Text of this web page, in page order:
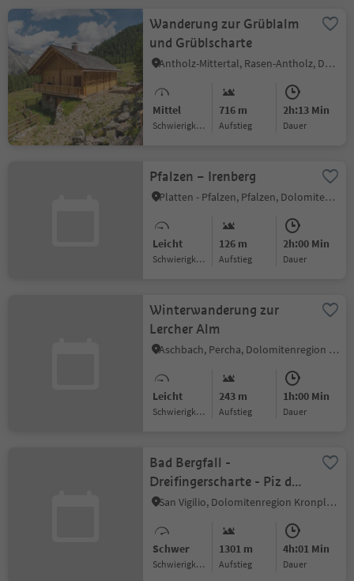
Wanderung zur Grüblalm
und Grüblscharte
Antholz-Mittertal, Rasen-Antholz, Dolomitenregion Kronplatz
Mittel
Schwierigkeitsgrad
716 m
Aufstieg
2h:13 Min
Dauer
Pfalzen – Irenberg
Platten - Pfalzen, Pfalzen, Dolomitenregion Kronplatz
Leicht
Schwierigkeitsgrad
126 m
Aufstieg
2h:00 Min
Dauer
Winterwanderung zur
Lercher Alm
Aschbach, Percha, Dolomitenregion Kronplatz
Leicht
Schwierigkeitsgrad
243 m
Aufstieg
1h:00 Min
Dauer
Bad Bergfall -
Dreifingerscharte - Piz da
Peres
San Vigilio, Dolomitenregion Kronplatz
Schwer
Schwierigkeitsgrad
1301 m
Aufstieg
4h:01 Min
Dauer